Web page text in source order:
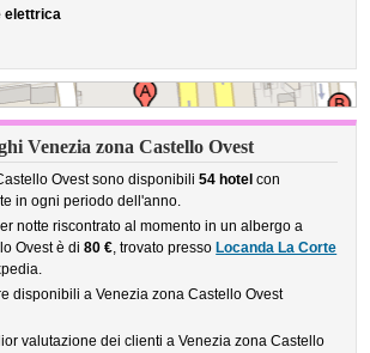
elettrica
Venezia zona Castello Ovest
Ovest sono disponibili 54 hotel con
in ogni periodo dell'anno.
notte riscontrato al momento in un albergo a
Ovest è di80 €, trovato presso Locanda La Corte
disponibili a Venezia zona Castello Ovest
valutazione dei clienti a Venezia zona Castello